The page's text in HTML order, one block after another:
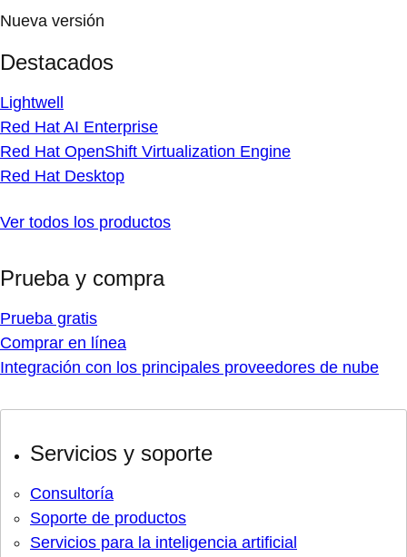
Nueva versión
Destacados
Lightwell
Red Hat AI Enterprise
Red Hat OpenShift Virtualization Engine
Red Hat Desktop
Ver todos los productos
Prueba y compra
Prueba gratis
Comprar en línea
Integración con los principales proveedores de nube
Servicios y soporte
Consultoría
Soporte de productos
Servicios para la inteligencia artificial